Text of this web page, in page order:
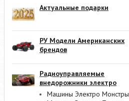
Актуальные подарки
РУ Модели Американских
брендов
Радиоуправляемые
внедорожники электро
Машины Электро Монстры